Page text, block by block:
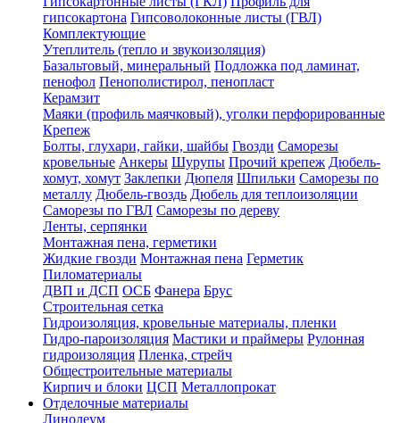
гипсокартона Гипсоволоконные листы (ГВЛ)
Комплектующие
Утеплитель (тепло и звукоизоляция)
Базальтовый, минеральный Подложка под ламинат,
пенофол Пенополистирол, пенопласт
Керамзит
Маяки (профиль маячковый), уголки перфорированные
Крепеж
Болты, глухари, гайки, шайбы Гвозди Саморезы
кровельные Анкеры Шурупы Прочий крепеж Дюбель-
хомут, хомут Заклепки Дюпеля Шпильки Саморезы по
металлу Дюбель-гвоздь Дюбель для теплоизоляции
Саморезы по ГВЛ Саморезы по дереву
Ленты, серпянки
Монтажная пена, герметики
Жидкие гвозди Монтажная пена Герметик
Пиломатериалы
ДВП и ДСП ОСБ Фанера Брус
Строительная сетка
Гидроизоляция, кровельные материалы, пленки
Гидро-пароизоляция Мастики и праймеры Рулонная
гидроизоляция Пленка, стрейч
Общестроительные материалы
Кирпич и блоки ЦСП Металлопрокат
Отделочные материалы
Линолеум